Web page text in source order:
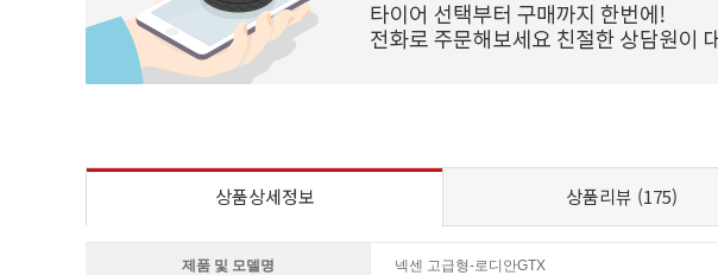
상품상세정보 상품리뷰 (175)
제품 및 모델명 넥센 고급형-로디안GTX